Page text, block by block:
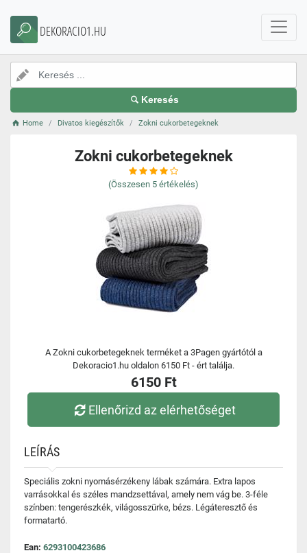
DEKORACIO1.HU
Keresés
Home Divatos kiegészítők Zokni cukorbetegeknek
Zokni cukorbetegeknek
(Összesen 5 értékelés)
A Zokni cukorbetegeknek terméket a 3Pagen gyártótól a
Dekoracio1.hu oldalon 6150 Ft - ért találja.
6150 Ft
Ellenőrizd az elérhetőséget
LEÍRÁS
Speciális zokni nyomásérzékeny lábak számára. Extra lapos
varrásokkal és széles mandzsettával, amely nem vág be. 3-féle
színben: tengerészkék, világosszürke, bézs. Légáteresztő és
formatartó.
Ean: 6293100423686